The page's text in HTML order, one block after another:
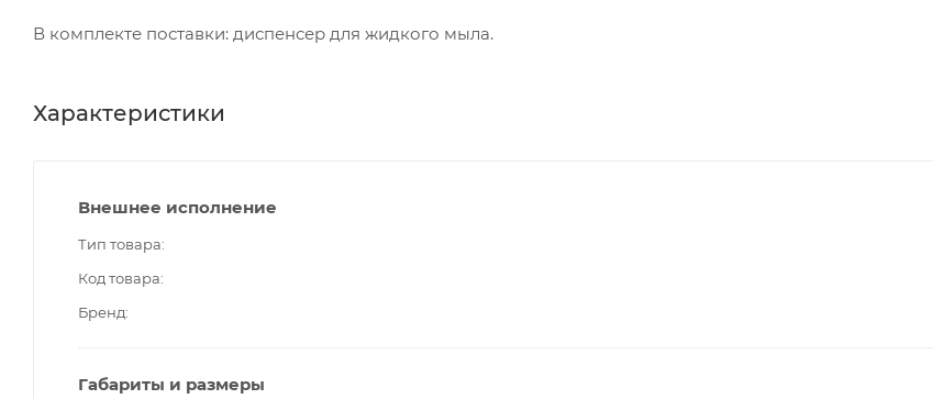
В комплекте поставки: диспенсер для жидкого мыла.
Характеристики
Внешнее исполнение
Тип товара
Код товара
Бренд
Габариты и размеры